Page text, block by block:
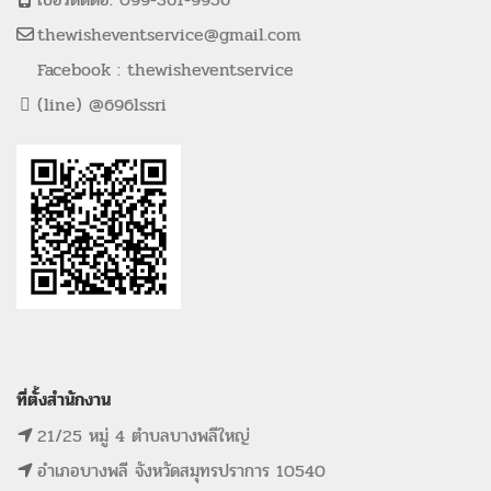
thewisheventservice@gmail.com
Facebook : thewisheventservice
(line) @696lssri
ที่ตั้งสำนักงาน
21/25 หมู่ 4 ตำบลบางพลีใหญ่
อำเภอบางพลี จังหวัดสมุทรปราการ 10540